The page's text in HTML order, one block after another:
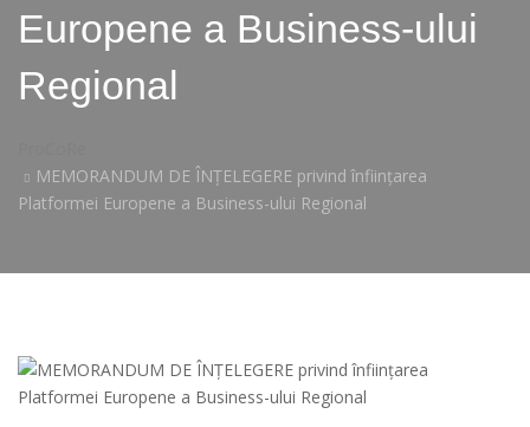
Europene a Business-ului
Regional
MEMORANDUM DE ÎNȚELEGERE privind înființarea
Platformei Europene a Business-ului Regional